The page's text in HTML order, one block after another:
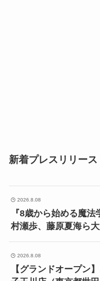
新着プレスリリース
2026.8.08
『8歳から始める魔
村瀬歩、藤原夏海ら
2026.8.08
【グランドオープン